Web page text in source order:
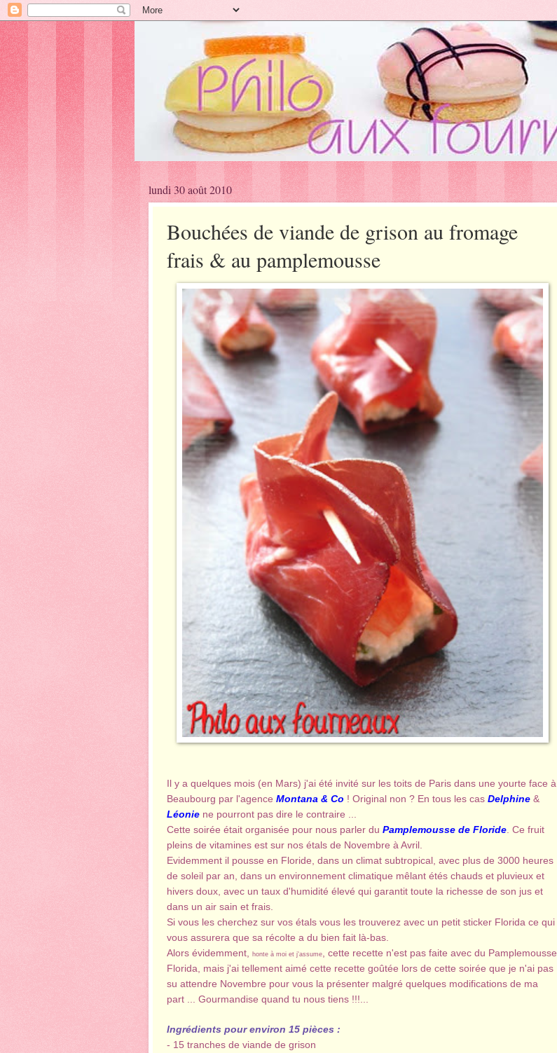
lundi 30 août 2010
Bouchées de viande de grison au fromage
frais & au pamplemousse
Il y a quelques mois (en Mars) j'ai été invité sur les toits de Paris dans une yourte face à
Beaubourg par l'agence Montana & Co ! Original non ? En tous les cas Delphine &
Léonie ne pourront pas dire le contraire ...
Cette soirée était organisée pour nous parler du Pamplemousse de Floride . Ce fruit
pleins de vitamines est sur nos étals de Novembre à Avril.
Evidemment il pousse en Floride, dans un climat subtropical, avec plus de 3000 heures
de soleil par an, dans un environnement climatique mêlant étés chauds et pluvieux et
hivers doux, avec un taux d'humidité élevé qui garantit toute la richesse de son jus et
dans un air sain et frais.
Si vous les cherchez sur vos étals vous les trouverez avec un petit sticker Florida ce qui
vous assurera que sa récolte a du bien fait là-bas.
Alors évidemment,
honte à moi et j'assume
, cette recette n'est pas faite avec du Pamplemousse
Florida, mais j'ai tellement aimé cette recette goûtée lors de cette soirée que je n'ai pas
su attendre Novembre pour vous la présenter malgré quelques modifications de ma
part ... Gourmandise quand tu nous tiens !!!...
Ingrédients pour environ 15 pièces :
- 15 tranches de viande de grison